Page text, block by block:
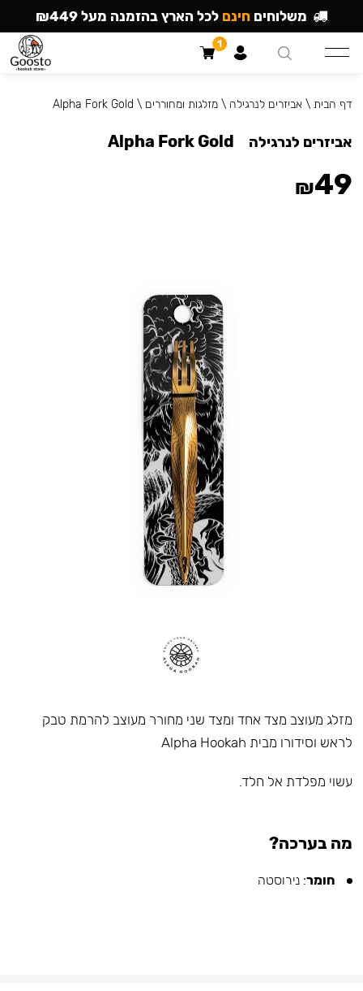
מזלג מעוצב מצד אחד ומצד שני מחורר מעוצב להרמת טבק
לראש וסידורו מבית Alpha Hookah
עשוי מפלדת אל חלד.⠀
מה בערכה?
חומר: נירוסטה
דף הבית \אביזרים לנרגילה \מזלגות ומחוררים \
Alpha Fork Gold
אביזרים לנרגילה Alpha Fork Gold
₪49
משלוחים חינם לכל הארץ בהזמנה מעל ₪449
1